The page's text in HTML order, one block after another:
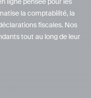
la comptabilité, la
fiscales. Nos
tout au long de leur